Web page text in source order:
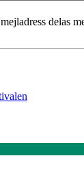
delas